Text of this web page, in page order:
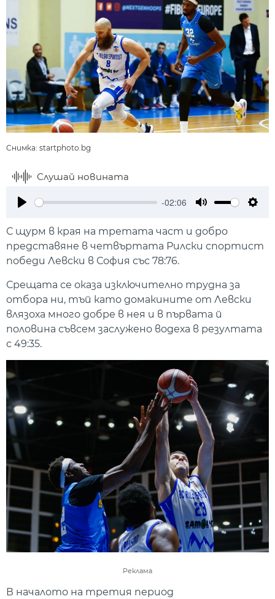
Снимка: startphoto.bg
Слушай новината
-02:06
С щурм в края на третата част и добро
представяне в четвъртата Рилски спортист
победи Левски в София със 78:76.
Срещата се оказа изключително трудна за
отбора ни, тъй като домакините от Левски
влязоха много добре в нея и в първата й
половина съвсем заслужено водеха в резултата
с 49:35.
Реклама
В началото на третия период